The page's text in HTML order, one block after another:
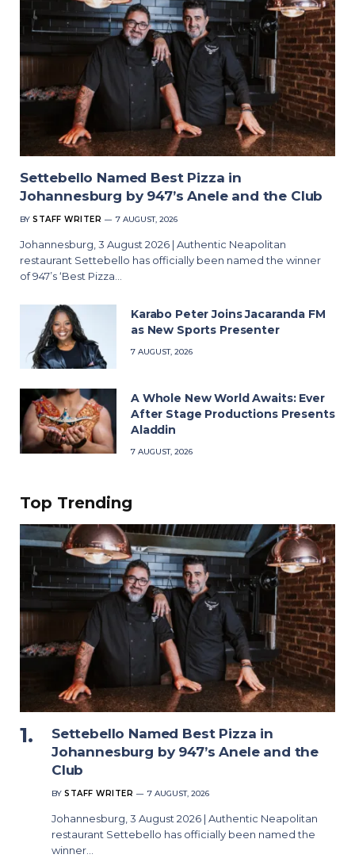
Settebello Named Best Pizza in
Johannesburg by 947’s Anele and the Club
BY STAFF WRITER 7 AUGUST, 2026
Johannesburg, 3 August 2026 | Authentic Neapolitan
restaurant Settebello has officially been named the winner
of 947’s ‘Best Pizza…
Karabo Peter Joins Jacaranda FM
as New Sports Presenter
7 AUGUST, 2026
A Whole New World Awaits: Ever
After Stage Productions Presents
Aladdin
7 AUGUST, 2026
Top Trending
Settebello Named Best Pizza in
Johannesburg by 947’s Anele and the
Club
BY STAFF WRITER 7 AUGUST, 2026
Johannesburg, 3 August 2026 | Authentic Neapolitan
restaurant Settebello has officially been named the
winner…